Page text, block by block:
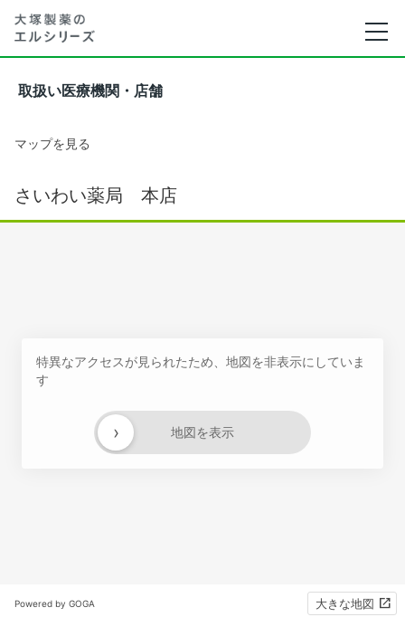
取扱い医療機関・店舗
マップを見る
さいわい薬局 本店
特異なアクセスが見られたため、地図を非表示にしていま
す
地図を表示
›
Powered by GOGA 大きな地図